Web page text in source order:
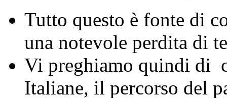
Tutto questo è fonte di
una notevole perdita di
Vi preghiamo quindi di
Italiane, il percorso del